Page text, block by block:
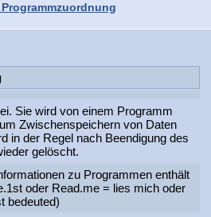
Sie wird von einem Programm
Zwischenspeichern von Daten
in der Regel nach Beendigung des
gelöscht.
zu Programmen enthält
oder Read.me = lies mich oder
bedeuted)